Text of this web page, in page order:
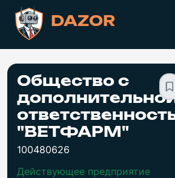
DAZOR
Общество с
"ВЕТФАРМ"
100480626
Действующее предприятие